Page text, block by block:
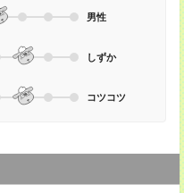
男性
しずか
コツコツ